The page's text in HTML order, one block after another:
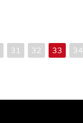
31 32 33 34